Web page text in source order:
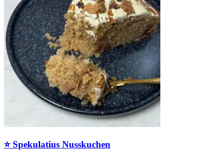
⭐️ Spekulatius Nusskuchen